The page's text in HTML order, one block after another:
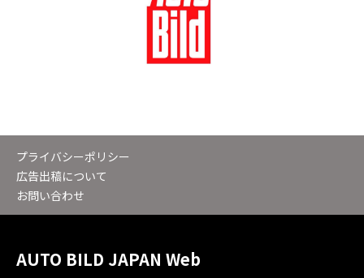
プライバシーポリシー
広告出稿について
お問い合わせ
AUTO BILD JAPAN Web